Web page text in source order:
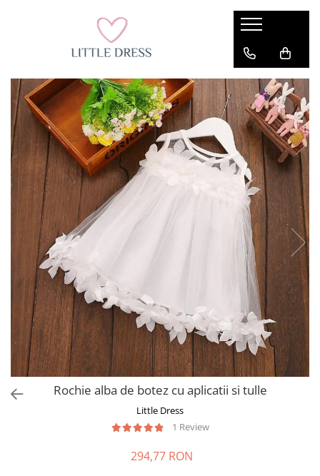
Rochie alba de botez cu aplicatii si tulle
Little Dress
1 Review
294,77 RON